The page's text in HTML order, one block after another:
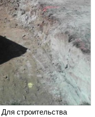
Для строительства